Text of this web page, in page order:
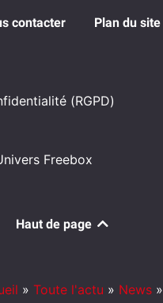
contacter Plan du site
(RGPD)
Freebox
Haut de page
» Toute l'actu » News »